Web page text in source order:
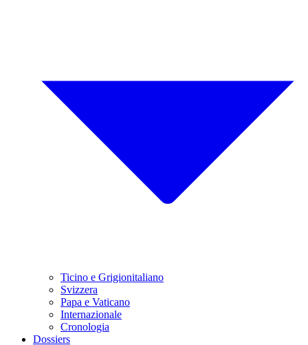
Ticino e Grigionitaliano
Svizzera
Papa e Vaticano
Internazionale
Cronologia
Dossiers